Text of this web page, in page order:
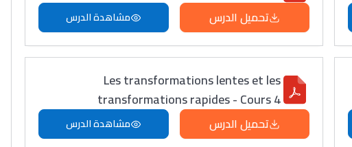
تحميل الدرس مشاهدة الدرس
Les transformations lentes et les
transformations rapides - Cours 4
تحميل الدرس مشاهدة الدرس